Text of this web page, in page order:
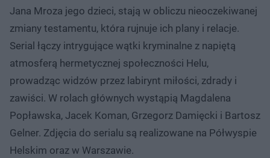
Jana Mroza jego dzieci, stają w obliczu nieoczekiwanej
zmiany testamentu, która rujnuje ich plany i relacje.
Serial łączy intrygujące wątki kryminalne z napiętą
atmosferą hermetycznej społeczności Helu,
prowadząc widzów przez labirynt miłości, zdrady i
zawiści. W rolach głównych wystąpią Magdalena
Popławska, Jacek Koman, Grzegorz Damięcki i Bartosz
Gelner. Zdjęcia do serialu są realizowane na Półwyspie
Helskim oraz w Warszawie.